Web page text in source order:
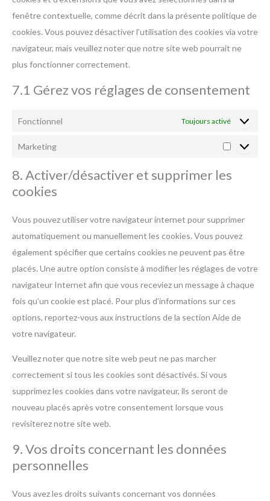
fenêtre contextuelle, comme décrit dans la présente politique de
cookies. Vous pouvez désactiver l’utilisation des cookies via votre
navigateur, mais veuillez noter que notre site web pourrait ne
plus fonctionner correctement.
7.1 Gérez vos réglages de consentement
Fonctionnel Toujours activé
Marketing
8. Activer/désactiver et supprimer les
cookies
Vous pouvez utiliser votre navigateur internet pour supprimer
automatiquement ou manuellement les cookies. Vous pouvez
également spécifier que certains cookies ne peuvent pas être
placés. Une autre option consiste à modifier les réglages de votre
navigateur Internet afin que vous receviez un message à chaque
fois qu’un cookie est placé. Pour plus d’informations sur ces
options, reportez-vous aux instructions de la section Aide de
votre navigateur.
Veuillez noter que notre site web peut ne pas marcher
correctement si tous les cookies sont désactivés. Si vous
supprimez les cookies dans votre navigateur, ils seront de
nouveau placés après votre consentement lorsque vous
revisiterez notre site web.
9. Vos droits concernant les données
personnelles
Vous avez les droits suivants concernant vos données